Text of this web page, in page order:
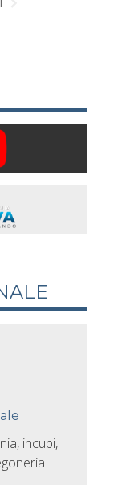
incubi,